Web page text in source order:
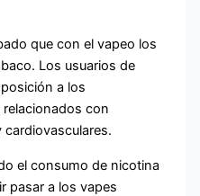
que con el vapeo los
Los usuarios de
a los
con
el consumo de nicotina
pasar a los vapes